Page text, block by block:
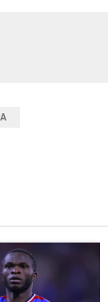
un detalle clave
tendencia con